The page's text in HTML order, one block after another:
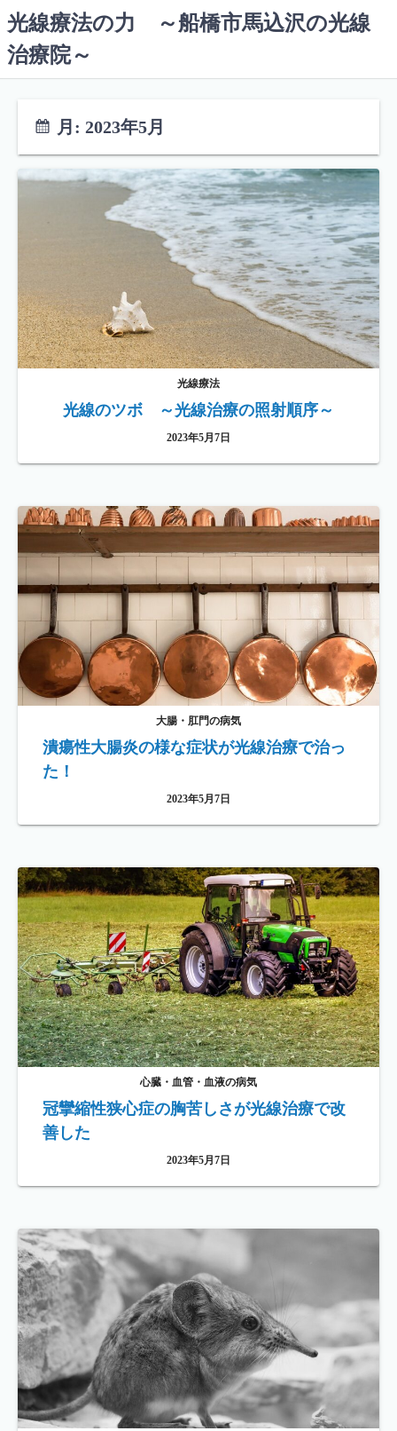
ン
テ
光線療法の力 ～船橋市馬込沢の光線
治療院～
月: 2023年5月
光線療法
光線のツボ ～光線治療の照射順序～
2023年5月7日
大腸・肛門の病気
潰瘍性大腸炎の様な症状が光線治療で治っ
た！
2023年5月7日
心臓・血管・血液の病気
冠攣縮性狭心症の胸苦しさが光線治療で改
善した
2023年5月7日